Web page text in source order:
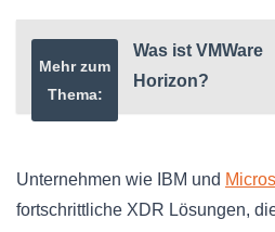
Mehr zum
Thema:
Was ist VMWare
Horizon?
Unternehmen wie IBM und
fortschrittliche XDR Lösungen,